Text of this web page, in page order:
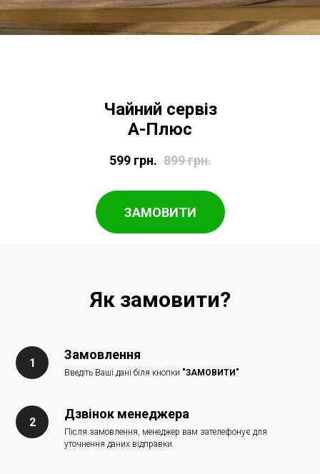
Чайний сервіз
А-Плюс
599 грн. 899грн.
ЗАМОВИТИ
Як замовити?
Замовлення
Введіть Ваші дані біля кнопки "ЗАМОВИТИ"
Дзвінок менеджера
Після замовлення, менеджер вам зателефонує для
уточнення даних відправки.